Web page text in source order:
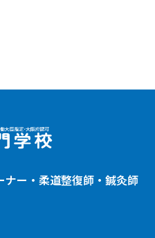
ー・ 柔道整復師 ・鍼灸師